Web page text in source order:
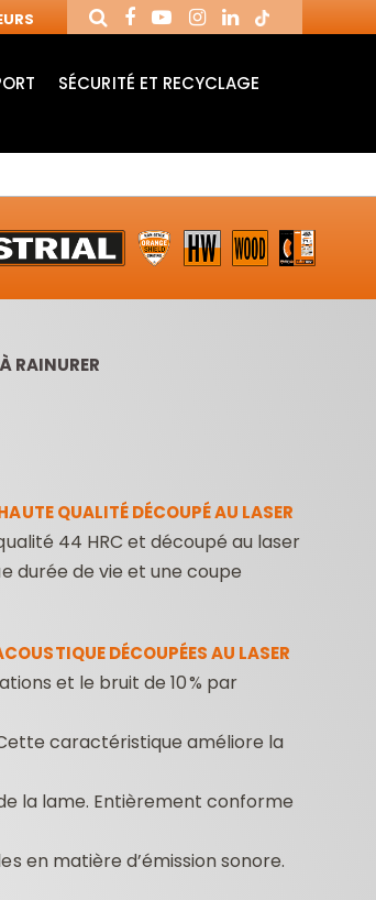
MÈCHES POUR
PERCEUSES
SÉCURITÉ ET RECYCLAGE
RAINURER
QUALITÉ DÉCOUPÉ AU LASER
44 HRC et découpé au laser
durée de vie et une coupe
DÉCOUPÉES AU LASER
et le bruit de 10 % par
caractéristique améliore la
la lame. Entièrement conforme
en matière d’émission sonore.